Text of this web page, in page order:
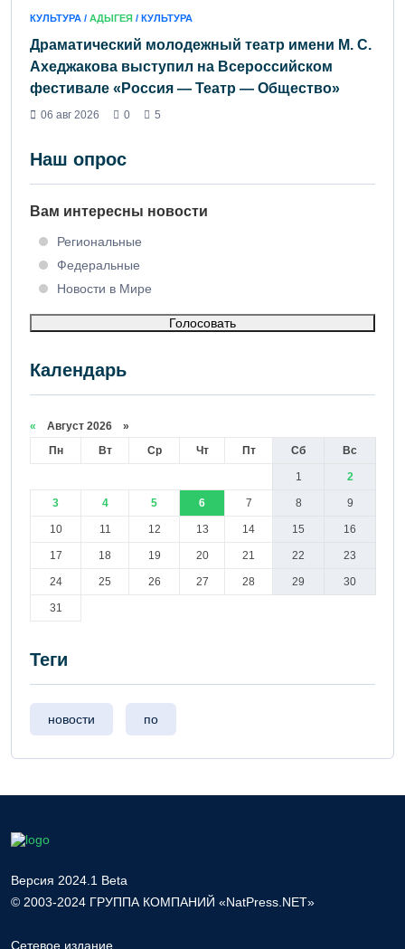
КУЛЬТУРА / АДЫГЕЯ / КУЛЬТУРА
Драматический молодежный театр имени М. С.
Ахеджакова выступил на Всероссийском
фестивале «Россия — Театр — Общество»
06 авг 2026 0 5
Наш опрос
Вам интересны новости
Региональные
Федеральные
Новости в Мире
Голосовать
Календарь
« Август 2026 »
Пн
Вт Ср Чт Пт Сб Вс
1 2
3 4 5 6 7 8 9
10 11 12 13 14 15 16
17 18 19 20 21 22 23
24 25 26 27 28 29 30
31
Теги
новости по
Версия 2024.1 Beta
© 2003-2024 ГРУППА КОМПАНИЙ «NatPress.NET»
Сетевое издание